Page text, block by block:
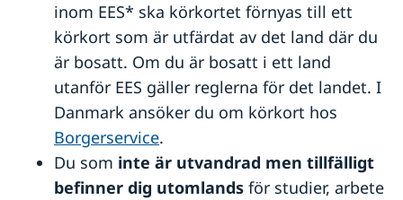
Aktuella händelser
Allmänt om säkerhetsläget
Terrorism
Naturförhållanden och katastrofer
In- och utresebestämmelser
Hälso- och sjukvård
Lokala lagar och sedvänjor
Kriminalitet och personlig säkerhet
Trafiksäkerhet
Stöd och råd till svenska företag
Business Sweden Danmark
Info Norden
Anmäla handelshinder
inom EES* ska körkortet förnyas till ett
körkort som är utfärdat av det land där du
är bosatt. Om du är bosatt i ett land
utanför EES gäller reglerna för det landet. I
Danmark ansöker du om körkort hos
Borgerservice.
Du som inte är utvandrad men tillfälligt
befinner dig utomlands för studier, arbete